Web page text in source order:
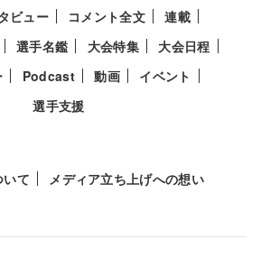
ビュー コメント全文
連載
選手名鑑 大会特集
大会日程
Podcast 動画
イベント
選手支援
いて メディア立ち上げへの想い